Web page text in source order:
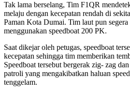
Tak lama berselang, Tim F1QR
melaju dengan kecepatan rendah di
Paman Kota Dumai. Tim laut pun segera
menggunakan speedboat 200 PK.
Saat dikejar oleh petugas, speedboat
kecepatan sehingga tim memberikan
Speedboat tersebut bergerak zig- zag
patroli yang mengakibatkan haluan
tenggelam.